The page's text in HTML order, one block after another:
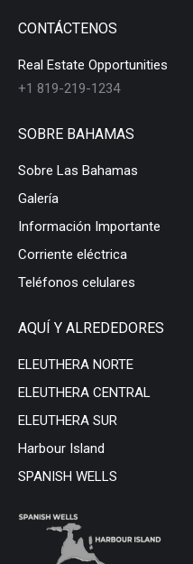
CONTÁCTENOS
Real Estate Opportunities
+1 819-219-1234
SOBRE BAHAMAS
Sobre Las Bahamas
Galería
Información Importante
Corriente eléctrica
Teléfonos celulares
AQUÍ Y ALREDEDORES
ELEUTHERA NORTE
ELEUTHERA CENTRAL
ELEUTHERA SUR
Harbour Island
SPANISH WELLS